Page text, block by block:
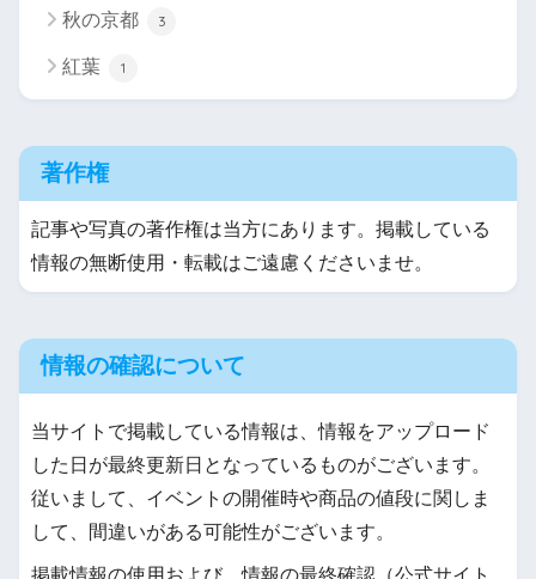
秋の京都 3
紅葉 1
著作権
記事や写真の著作権は当方にあります。掲載している
情報の無断使用・転載はご遠慮くださいませ。
情報の確認について
当サイトで掲載している情報は、情報をアップロード
した日が最終更新日となっているものがございます。
従いまして、イベントの開催時や商品の値段に関しま
して、間違いがある可能性がございます。
掲載情報の使用および、情報の最終確認（公式サイト